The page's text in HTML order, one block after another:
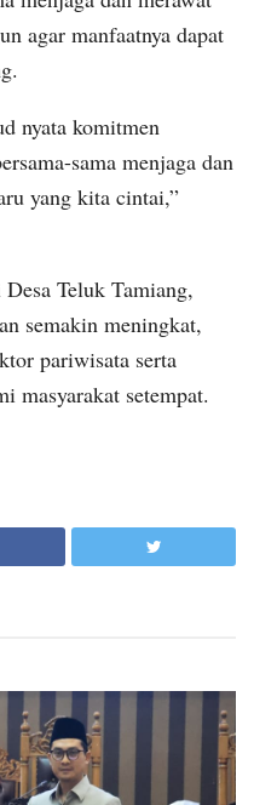
agar manfaatnya dapat
nyata komitmen
sama menjaga dan
yang kita cintai,”
Teluk Tamiang,
semakin meningkat,
pariwisata serta
masyarakat setempat.